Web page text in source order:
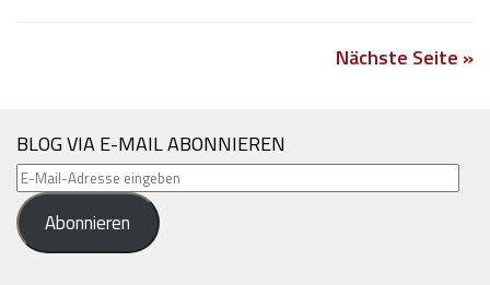
Nächste Seite »
BLOG VIA E-MAIL ABONNIEREN
E-
Mail-
Adresse
eingeben
Abonnieren